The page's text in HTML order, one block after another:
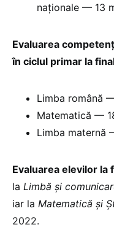
naționale — 13
Evaluarea
în ciclul primar la
Limba română
Matematică —
Limba maternă
Evaluarea elevilor la
la Limbă și
iar la Matematică și
2022.